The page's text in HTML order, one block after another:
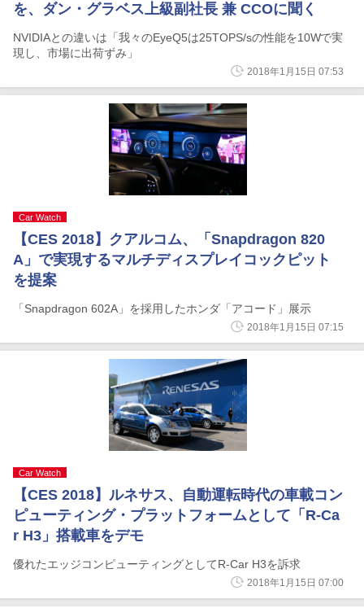
を、ダン・グラベス上級副社長 兼 CCOに聞く
NVIDIAとの違いは「我々のEyeQ5は25TOPS/sの性能を10Wで実
現し、市場に出荷ずみ」
2018年1月15日 07:53
Car Watch
【CES 2018】クアルコム、「Snapdragon 820
A」で実現するマルチディスプレイコックピット
を提案
「Snapdragon 602A」を採用したホンダ「アコード」展示
2018年1月15日 07:15
Car Watch
【CES 2018】ルネサス、自動運転時代の車載コン
ピューティング・プラットフォームとして「R-Ca
r H3」搭載車をデモ
優れたエッジコンピューティングとしてR-Car H3を訴求
2018年1月15日 07:00